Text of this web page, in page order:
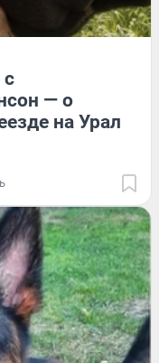
с
— о
на Урал